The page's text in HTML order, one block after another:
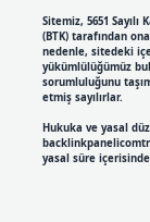
Sitemiz, 5651
(BTK) tarafından
nedenle, sitedeki
yükümlülüğümüz
sorumluluğunu
etmiş sayılırlar.
Hukuka ve yasal
yasal süre